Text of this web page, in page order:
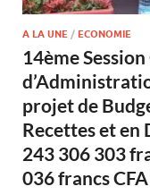
A LA UNE / ECONOMIE
14ème
projet de
Recettes et en
243 306 303
036 francs